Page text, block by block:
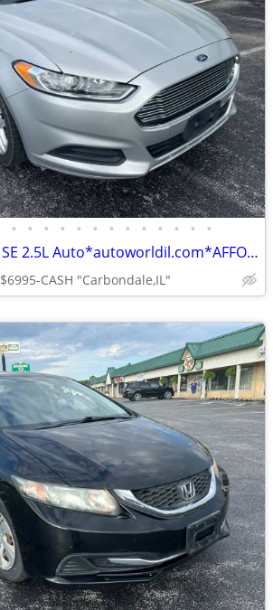
• • • • • • • • • • • • •
2015 Ford Fusion SE 2.5L Auto*autoworldil.com*AFFORDABLE & MAINTAINED
$6995-CASH "Carbondale,IL"